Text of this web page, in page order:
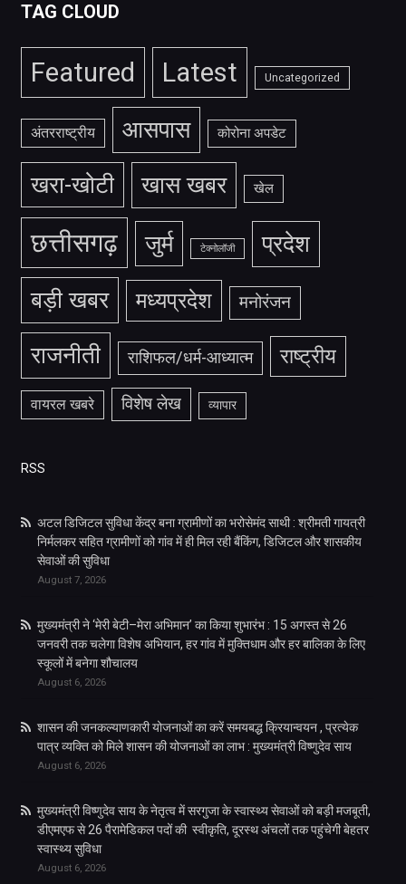
TAG CLOUD
Featured Latest Uncategorized
अंतरराष्ट्रीय आसपास कोरोना अपडेट
खरा-खोटी खास खबर खेल
छत्तीसगढ़ जुर्म टेक्नोलॉजी प्रदेश
बड़ी खबर मध्यप्रदेश मनोरंजन
राजनीती राशिफल/धर्म-आध्यात्म राष्ट्रीय
वायरल खबरे विशेष लेख व्यापार
RSS
अटल डिजिटल सुविधा केंद्र बना ग्रामीणों का भरोसेमंद साथी : श्रीमती गायत्री
निर्मलकर सहित ग्रामीणों को गांव में ही मिल रही बैंकिंग, डिजिटल और शासकीय
सेवाओं की सुविधा
August 7, 2026
मुख्यमंत्री ने ‘मेरी बेटी–मेरा अभिमान’ का किया शुभारंभ : 15 अगस्त से 26
जनवरी तक चलेगा विशेष अभियान, हर गांव में मुक्तिधाम और हर बालिका के लिए
स्कूलों में बनेगा शौचालय
August 6, 2026
शासन की जनकल्याणकारी योजनाओं का करें समयबद्ध क्रियान्वयन , प्रत्येक
पात्र व्यक्ति को मिले शासन की योजनाओं का लाभ : मुख्यमंत्री विष्णुदेव साय
August 6, 2026
मुख्यमंत्री विष्णुदेव साय के नेतृत्व में सरगुजा के स्वास्थ्य सेवाओं को बड़ी मजबूती,
डीएमएफ से 26 पैरामेडिकल पदों की स्वीकृति, दूरस्थ अंचलों तक पहुंचेगी बेहतर
स्वास्थ्य सुविधा
August 6, 2026